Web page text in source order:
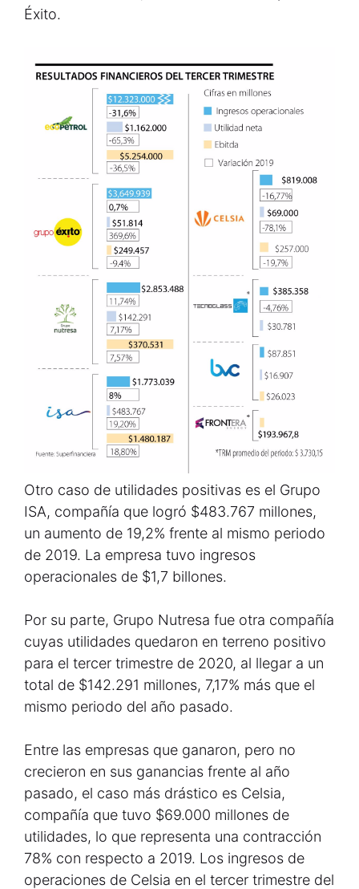
Éxito.
Otro caso de utilidades positivas es el Grupo
ISA, compañía que logró $483.767 millones,
un aumento de 19,2% frente al mismo periodo
de 2019. La empresa tuvo ingresos
operacionales de $1,7 billones.
Por su parte, Grupo Nutresa fue otra compañía
cuyas utilidades quedaron en terreno positivo
para el tercer trimestre de 2020, al llegar a un
total de $142.291 millones, 7,17% más que el
mismo periodo del año pasado.
Entre las empresas que ganaron, pero no
crecieron en sus ganancias frente al año
pasado, el caso más drástico es Celsia,
compañía que tuvo $69.000 millones de
utilidades, lo que representa una contracción
78% con respecto a 2019. Los ingresos de
operaciones de Celsia en el tercer trimestre del